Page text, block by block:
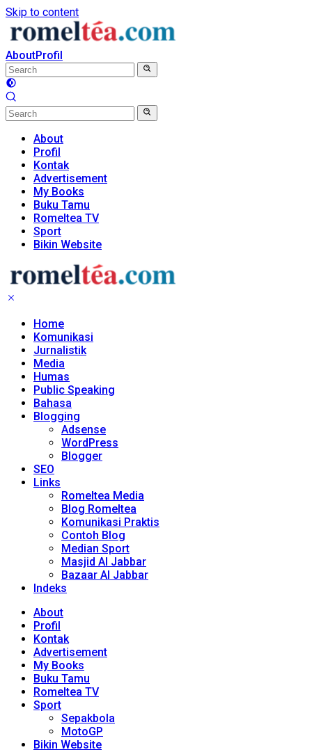
Skip to content
AboutProfil
About
Profil
Kontak
Advertisement
My Books
Buku Tamu
Romeltea TV
Sport
Bikin Website
Home
Komunikasi
Jurnalistik
Media
Humas
Public Speaking
Bahasa
Blogging
Adsense
WordPress
Blogger
SEO
Links
Romeltea Media
Blog Romeltea
Komunikasi Praktis
Contoh Blog
Median Sport
Masjid Al Jabbar
Bazaar Al Jabbar
Indeks
About
Profil
Kontak
Advertisement
My Books
Buku Tamu
Romeltea TV
Sport
Sepakbola
MotoGP
Bikin Website